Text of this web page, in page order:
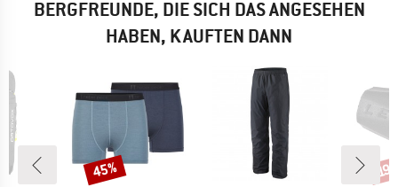
BERGFREUNDE, DIE SICH DAS ANGESEHEN
HABEN, KAUFTEN DANN
Rabatt
45%